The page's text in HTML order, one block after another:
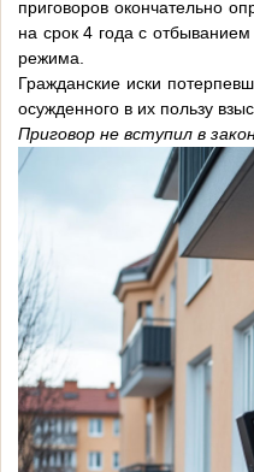
приговоров окончательно
на срок 4 года с
режима.
Гражданские иски
осужденного в их пользу
Приговор не вступил в